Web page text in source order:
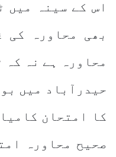
اس کے سینہ میں
بھی محاورہ کی
محاورہ ہے نہ
حیدرآباد میں
کا امتحان
صحیح محاورہ